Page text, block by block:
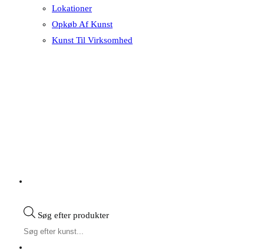
Lokationer
Opkøb Af Kunst
Kunst Til Virksomhed
Søg efter produkter